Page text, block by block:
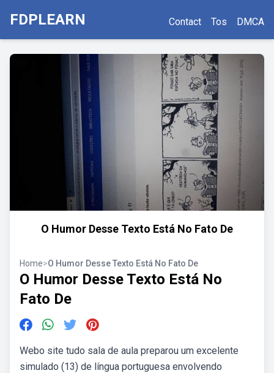
FDPLEARN Contact Tos DMCA
O Humor Desse Texto Está No Fato De
Home>O Humor Desse Texto Está No Fato De
O Humor Desse Texto Está No
Fato De
Webo site tudo sala de aula preparou um excelente
simulado (13) de língua portuguesa envolvendo